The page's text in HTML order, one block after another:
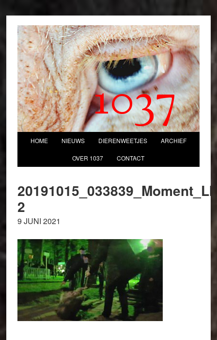
1037
HOME NIEUWS DIERENWEETJES ARCHIEF
OVER 1037 CONTACT
20191015_033839_Moment_LI-
2
9 JUNI 2021